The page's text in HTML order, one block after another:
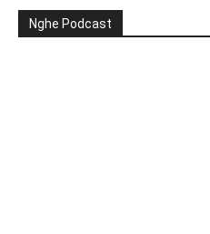
Nghe Podcast